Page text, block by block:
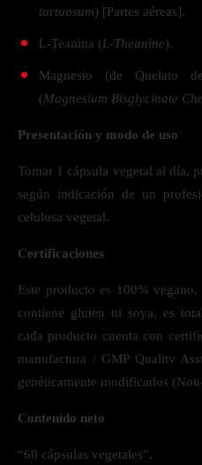
tortuosum) [Partes aéreas].
L-Teanina (L-Theanine).
Magnesio (de Quelato
(Magnesium Bisglycinate
Presentación y modo de uso
Tomar 1 cápsula vegetal al día,
según indicación de un
celulosa vegetal.
Certificaciones
Este producto es 100%
contiene gluten ni soya, es
cada producto cuenta con
manufactura / GMP Quality
genéticamente modificados
Contenido neto
“60 cápsulas vegetales”.